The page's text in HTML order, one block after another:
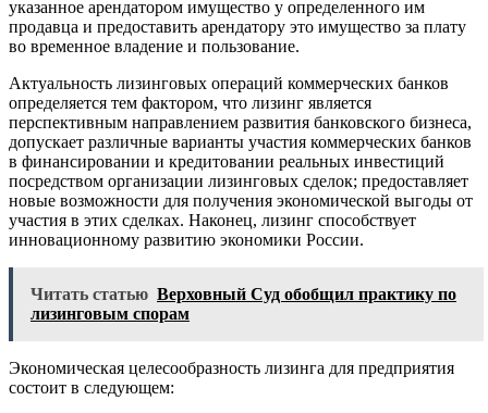
указанное арендатором имущество у определенного им
продавца и предоставить арендатору это имущество за плату
во временное владение и пользование.
Актуальность лизинговых операций коммерческих банков
определяется тем фактором, что лизинг является
перспективным направлением развития банковского бизнеса,
допускает различные варианты участия коммерческих банков
в финансировании и кредитовании реальных инвестиций
посредством организации лизинговых сделок; предоставляет
новые возможности для получения экономической выгоды от
участия в этих сделках. Наконец, лизинг способствует
инновационному развитию экономики России.
Читать статью Верховный Суд обобщил практику по
лизинговым спорам
Экономическая целесообразность лизинга для предприятия
состоит в следующем: